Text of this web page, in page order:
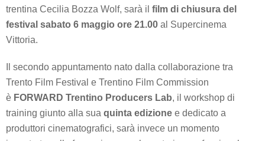
trentina Cecilia Bozza Wolf, sarà il film di chiusura del
festival sabato 6 maggio ore 21.00 al Supercinema
Vittoria.
Il secondo appuntamento nato dalla collaborazione tra
Trento Film Festival e Trentino Film Commission
è FORWARD Trentino Producers Lab, il workshop di
training giunto alla sua quinta edizione e dedicato a
produttori cinematografici, sarà invece un momento